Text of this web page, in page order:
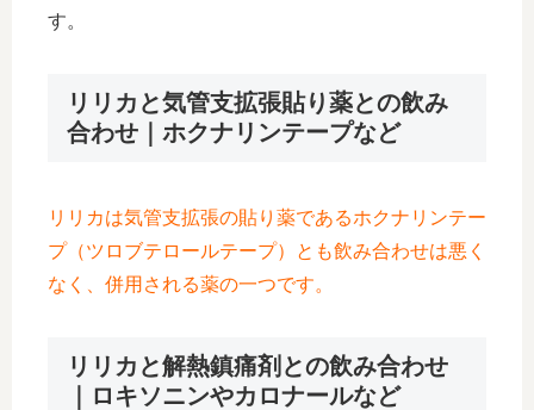
す。
リリカと気管支拡張貼り薬との飲み
合わせ｜ホクナリンテープなど
リリカは気管支拡張の貼り薬であるホクナリンテー
プ（ツロブテロールテープ）とも飲み合わせは悪く
なく、併用される薬の一つです。
リリカと解熱鎮痛剤との飲み合わせ
｜ロキソニンやカロナールなど